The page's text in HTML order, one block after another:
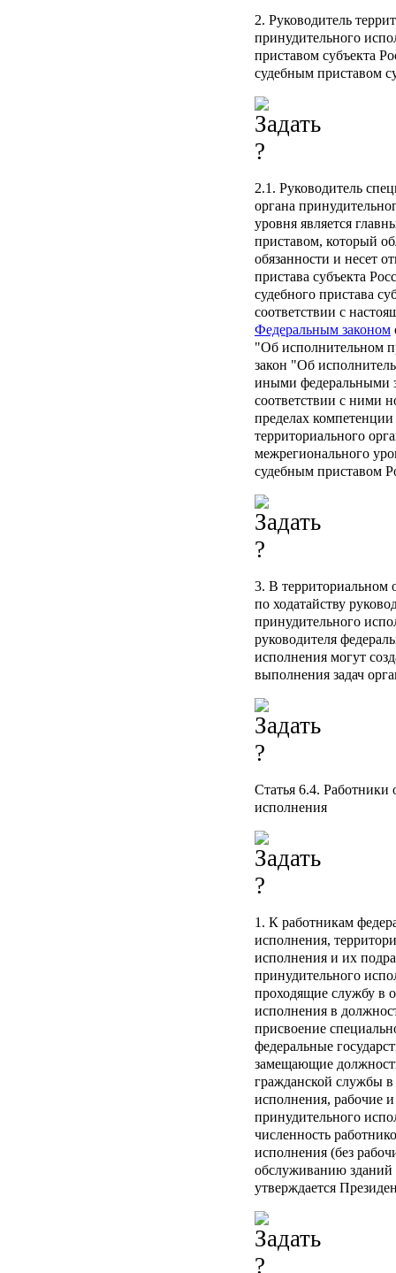
2. Руководитель
принудительного
приставом субъекта
судебным приставом
2.1. Руководитель
органа
уровня является
приставом, который
обязанности и несет
пристава субъекта
судебного пристава
соответствии с
Федеральным законом
"Об исполнительном
закон "Об
иными федеральными
соответствии с ними
пределах
территориального
межрегионального
судебным приставом
3. В территориальном
по ходатайству
принудительного
руководителя
исполнения могут
выполнения задач
Статья 6.4. Работники
исполнения
1. К работникам
исполнения,
исполнения и их
принудительного
проходящие службу в
исполнения в
присвоение
федеральные
замещающие
гражданской службы в
исполнения, рабочие
принудительного
численность
исполнения (без
обслуживанию зданий
утверждается